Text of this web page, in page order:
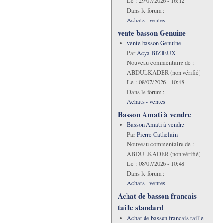
Dans le forum :
Achats - ventes
vente basson Genuine
vente basson Genuine
ParAcya BIZIEUX
Nouveau commentaire de :
ABDULKADER (non vérifié)
Le : 08/07/2026 - 10:48
Dans le forum :
Achats - ventes
Basson Amati à vendre
Basson Amati à vendre
ParPierre Cathelain
Nouveau commentaire de :
ABDULKADER (non vérifié)
Le : 08/07/2026 - 10:48
Dans le forum :
Achats - ventes
Achat de basson francais
taille standard
Achat de basson francais taille